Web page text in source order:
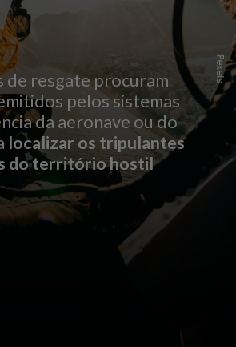
de resgate procuram
pelos sistemas
da aeronave ou do
localizar os tripulantes
do território hostil
Pexels